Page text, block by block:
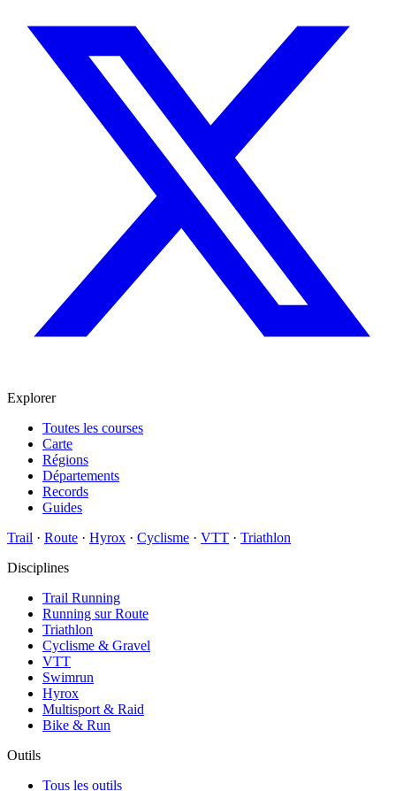
Explorer
Toutes les courses
Carte
Régions
Départements
Records
Guides
Trail · Route · Hyrox · Cyclisme · VTT · Triathlon
Disciplines
Trail Running
Running sur Route
Triathlon
Cyclisme & Gravel
VTT
Swimrun
Hyrox
Multisport & Raid
Bike & Run
Outils
Tous les outils